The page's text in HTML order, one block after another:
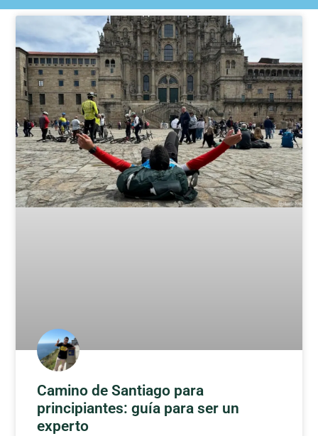
Camino de Santiago para
principiantes: guía para ser un
experto